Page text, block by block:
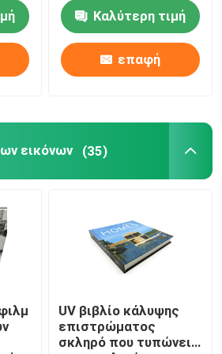
χρωματισμού
Καλύτερη τιμή
επαφή
εικόνων (35)
UV βιβλίο κάλυψης
επιστρώματος
σκληρό που τυπώνει